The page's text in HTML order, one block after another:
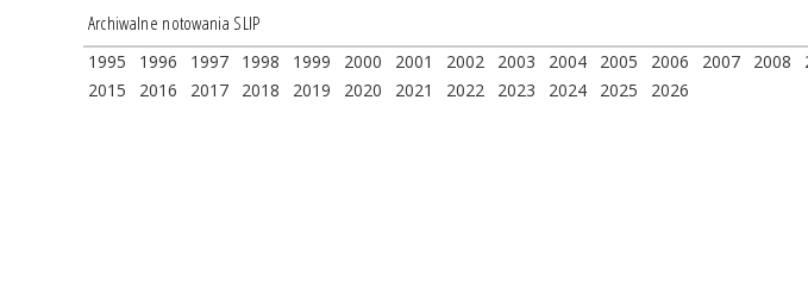
Archiwalne notowania SLIP
1995 1996 1997 1998 1999 2000 2001 2002 2003 2004 2005 2006 2007 2008
2015
2016 2017 2018 2019 2020 2021 2022 2023 2024 2025 2026